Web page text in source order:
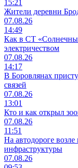
15:21
Жители деревни
07.08.26
14:49
Как в СТ
электричеством
07.08.26
14:17
В Боровлянах
связей
07.08.26
13:01
Кто и как открыл
07.08.26
11:51
На автодороге
инфраструктуры
07.08.26